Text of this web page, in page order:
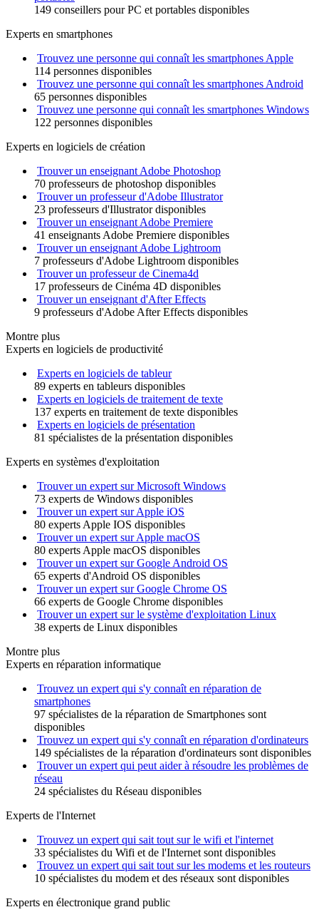
149 conseillers pour PC et portables disponibles
Experts en smartphones
Trouvez une personne qui connaît les smartphones Apple
114 personnes disponibles
Trouvez une personne qui connaît les smartphones Android
65 personnes disponibles
Trouvez une personne qui connaît les smartphones Windows
122 personnes disponibles
Experts en logiciels de création
Trouver un enseignant Adobe Photoshop
70 professeurs de photoshop disponibles
Trouver un professeur d'Adobe Illustrator
23 professeurs d'Illustrator disponibles
Trouver un enseignant Adobe Premiere
41 enseignants Adobe Premiere disponibles
Trouver un enseignant Adobe Lightroom
7 professeurs d'Adobe Lightroom disponibles
Trouver un professeur de Cinema4d
17 professeurs de Cinéma 4D disponibles
Trouver un enseignant d'After Effects
9 professeurs d'Adobe After Effects disponibles
Montre plus
Experts en logiciels de productivité
Experts en logiciels de tableur
89 experts en tableurs disponibles
Experts en logiciels de traitement de texte
137 experts en traitement de texte disponibles
Experts en logiciels de présentation
81 spécialistes de la présentation disponibles
Experts en systèmes d'exploitation
Trouver un expert sur Microsoft Windows
73 experts de Windows disponibles
Trouver un expert sur Apple iOS
80 experts Apple IOS disponibles
Trouver un expert sur Apple macOS
80 experts Apple macOS disponibles
Trouver un expert sur Google Android OS
65 experts d'Android OS disponibles
Trouver un expert sur Google Chrome OS
66 experts de Google Chrome disponibles
Trouver un expert sur le système d'exploitation Linux
38 experts de Linux disponibles
Montre plus
Experts en réparation informatique
Trouvez un expert qui s'y connaît en réparation de
smartphones
97 spécialistes de la réparation de Smartphones sont
disponibles
Trouvez un expert qui s'y connaît en réparation d'ordinateurs
149 spécialistes de la réparation d'ordinateurs sont disponibles
Trouver un expert qui peut aider à résoudre les problèmes de
réseau
24 spécialistes du Réseau disponibles
Experts de l'Internet
Trouvez un expert qui sait tout sur le wifi et l'internet
33 spécialistes du Wifi et de l'Internet sont disponibles
Trouvez un expert qui sait tout sur les modems et les routeurs
10 spécialistes du modem et des réseaux sont disponibles
Experts en électronique grand public